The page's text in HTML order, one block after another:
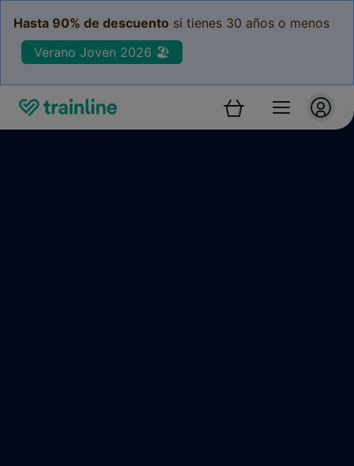
Hasta 90% de descuento si tienes 30 años o menos
Verano Joven 2026 🏖️